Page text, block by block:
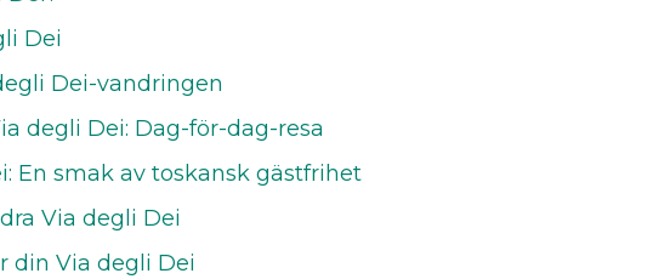
Dei
Dei-vandringen
degli Dei: Dag-för-dag-resa
En smak av toskansk gästfrihet
Via degli Dei
din Via degli Dei